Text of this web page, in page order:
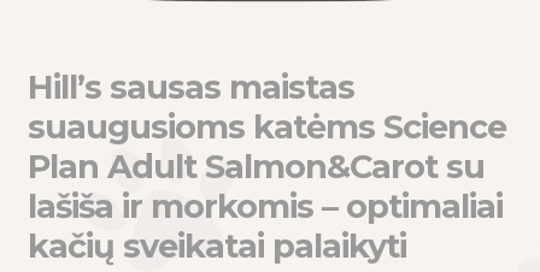
Hill’s sausas maistas
suaugusioms katėms Science
Plan Adult Salmon&Carot su
lašiša ir morkomis – optimaliai
kačių sveikatai palaikyti